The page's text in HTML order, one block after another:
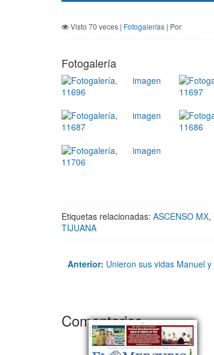
Visto 70 veces | Fotogalerías | Por
Fotogalería
Etiquetas relacionadas: ASCENSO MX,
TIJUANA
Anterior: Unieron sus vidas Manuel
Comentarios